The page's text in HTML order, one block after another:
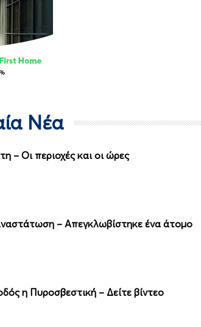
Νέα
– Οι περιοχές και οι ώρες
– Απεγκλωβίστηκε ένα άτομο
η Πυροσβεστική – Δείτε βίντεο